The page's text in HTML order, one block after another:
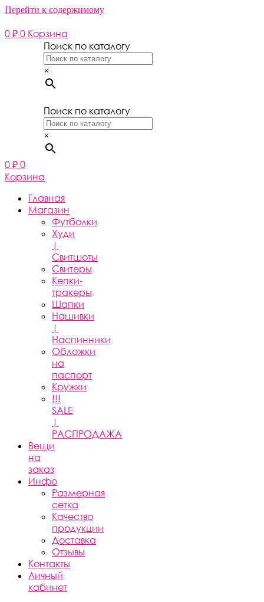
Перейти к содержимому
0 ₽ 0 Корзина
Поиск по каталогу
×
Поиск по каталогу
×
0 ₽ 0
Корзина
Главная
Магазин
Футболки
Худи
|
Свитшоты
Свитеры
Кепки-
тракеры
Шапки
Нашивки
|
Наспинники
Обложки
на
паспорт
Кружки
!!!
SALE
|
РАСПРОДАЖА
Вещи
на
заказ
Инфо
Размерная
сетка
Качество
продукции
Доставка
Отзывы
Контакты
Личный
кабинет